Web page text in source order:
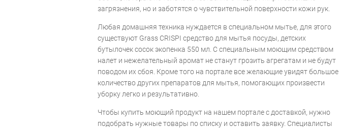
загрязнения, но и заботятся о чувствительной поверхности кожи рук.
Любая домашняя техника нуждается в специальном мытье, для этого
существуют Grass CRISPI средство для мытья посуды, детских
бутылочек сосок экопенка 550 мл. С специальным моющим средством
налет и нежелательный аромат не станут грозить агрегатам и не будут
поводом их сбоя. Кроме того на портале все желающие увидят большое
количество других препаратов для мытья, помогающих произвести
уборку легко и результативно.
Чтобы купить моющий продукт на нашем портале с доставкой, нужно
подобрать нужные товары по списку и оставить заявку. Специалисты